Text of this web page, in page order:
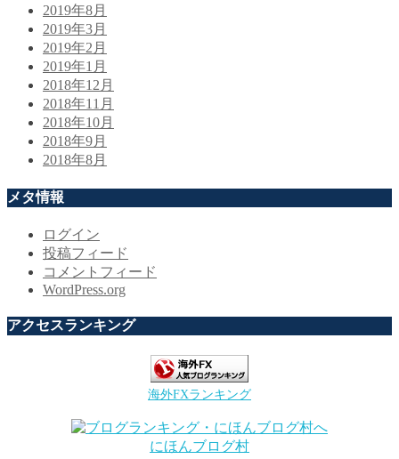
2019年8月
2019年3月
2019年2月
2019年1月
2018年12月
2018年11月
2018年10月
2018年9月
2018年8月
メタ情報
ログイン
投稿フィード
コメントフィード
WordPress.org
アクセスランキング
海外FXランキング
にほんブログ村